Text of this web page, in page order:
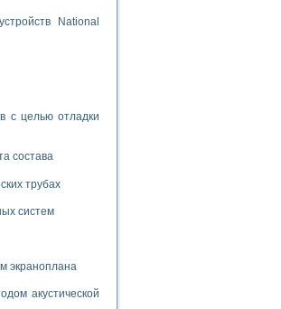
приборов
и лазерной интерферометрии
National
с целью отладки
состава
трубах
систем
экраноплана
акустической